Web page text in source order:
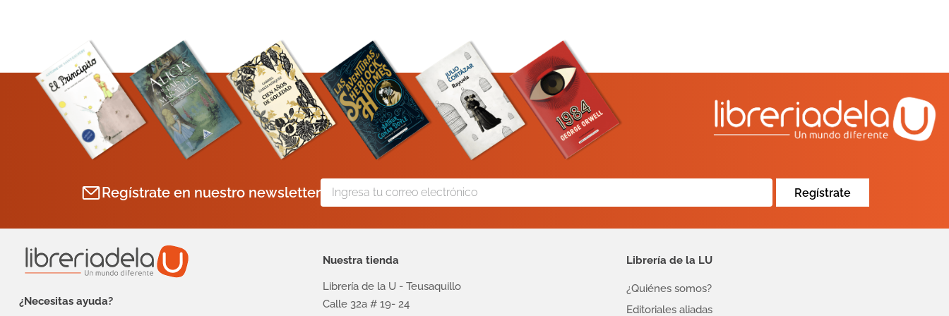
Regístrate en nuestro newsletter Regístrate
¿Necesitas ayuda?
Nuestra tienda
Librería de la U - Teusaquillo
Calle 32a # 19- 24
Librería de la LU
¿Quiénes somos?
Editoriales aliadas